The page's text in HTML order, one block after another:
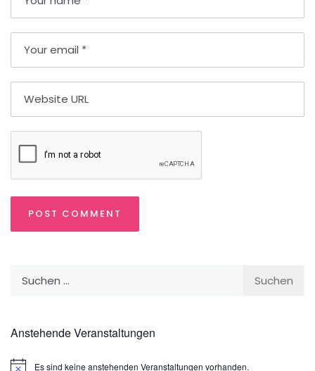
Anstehende Veranstaltungen
Es sind keine anstehenden Veranstaltungen vorhanden.